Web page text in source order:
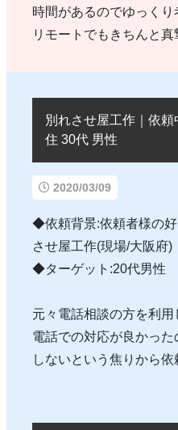
時間があるのでゆっくり
リモートでもきちんと真
別れさせ屋工作｜依頼
住 30代 男性
2020/03/09
◆依頼背景:依頼者様の
させ屋工作(現場/大阪府)
◆ターゲット:20代男性
元々電話相談の方を利用
電話での対応が良かっ
しないという焦りから依